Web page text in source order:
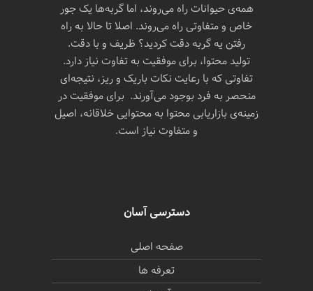
همه‌ی حیوانات راه می‌روند، اما گربه‌ها یک جور
خاص و متفاوتی راه می‌روند. اصلا تا حالا به راه
رفتن یه گربه دقت کردید؟ ظریف و با دقت.
تولید محتوا، برای موفقیت به تفاوت نیاز دارد.
تفاوتی که با رعایت نکات باریک و ریز، نتیجه‌ای
منحصر به فرد بوجود می‌آورند. برای موفقیت در
زمینه‌ی بازاریابی محتوا به محتوایی خلاقانه، اصیل
و متفاوت نیاز است.
دسترسی آسان
صفحه اصلی
تعرفه ها